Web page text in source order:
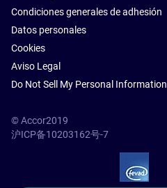
Condiciones generales de adhesión
Datos personales
Cookies
Aviso Legal
Do Not Sell My Personal Information
© Accor2019
沪ICP备10203162号-7